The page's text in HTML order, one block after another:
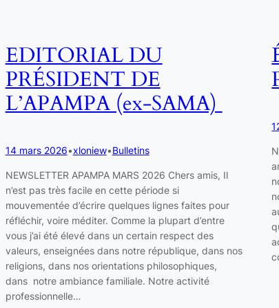
EDITORIAL DU
PRÉSIDENT DE
L’APAMPA (ex-SAMA)
14 mars 2026•xloniew•Bulletins
NEWSLETTER APAMPA MARS 2026 Chers amis, Il
n’est pas très facile en cette période si
mouvementée d’écrire quelques lignes faites pour
réfléchir, voire méditer. Comme la plupart d’entre
vous j’ai été élevé dans un certain respect des
valeurs, enseignées dans notre république, dans nos
religions, dans nos orientations philosophiques,
dans notre ambiance familiale. Notre activité
professionnelle…